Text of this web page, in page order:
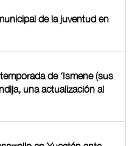
de la juventud en
de ‘Ismene (sus
una actualización al